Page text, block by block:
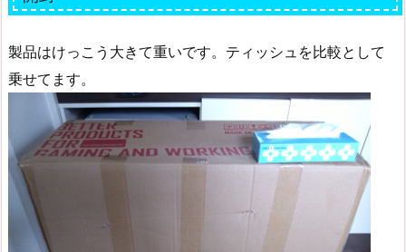
製品はけっこう大きて重いです。ティッシュを比較として
乗せてます。